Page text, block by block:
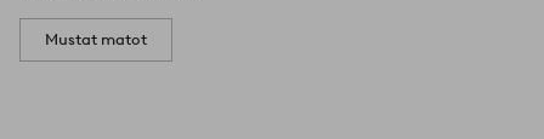
Mustat matot